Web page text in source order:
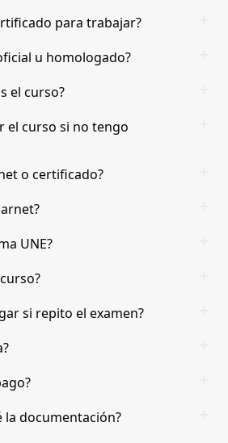
para trabajar?
u homologado?
el curso?
el curso si no tengo
o certificado?
UNE?
si repito el examen?
la documentación?